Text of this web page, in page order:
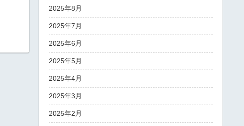
2025年8月
2025年7月
2025年6月
2025年5月
2025年4月
2025年3月
2025年2月